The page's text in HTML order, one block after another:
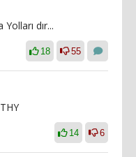
dır...
18 55
14 6